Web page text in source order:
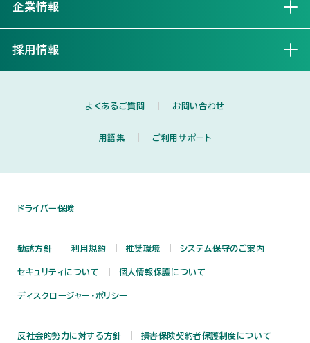
企業情報
採用情報
よくあるご質問 お問い合わせ
用語集 ご利用サポート
ドライバー保険
勧誘方針 利用規約 推奨環境 システム保守のご案内
セキュリティについて 個人情報保護について
ディスクロージャー・ポリシー
反社会的勢力に対する方針 損害保険契約者保護制度について